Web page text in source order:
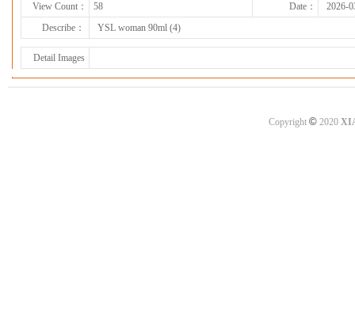
View Count：
58 Date：
2026-
Describe：
YSL woman 90ml (4)
Detail Images
Copyright ©2020